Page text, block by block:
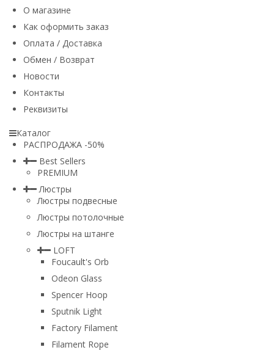
О магазине
Как оформить заказ
Оплата / Доставка
Обмен / Возврат
Новости
Контакты
Реквизиты
Каталог
РАСПРОДАЖА -50%
Best Sellers
PREMIUM
Люстры
Люстры подвесные
Люстры потолочные
Люстры на штанге
LOFT
Foucault's Orb
Odeon Glass
Spencer Hoop
Sputnik Light
Factory Filament
Filament Rope